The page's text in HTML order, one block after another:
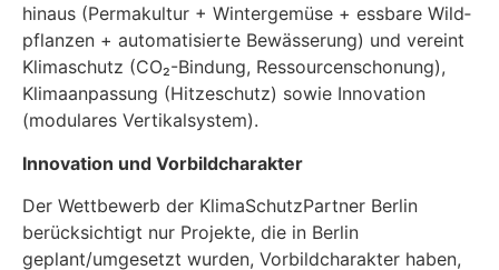
hin­aus (Per­ma­kul­tur + Win­ter­ge­mü­se + ess­ba­re Wild­
pflan­zen + auto­ma­ti­sier­te Bewäs­se­rung) und ver­eint
Kli­ma­schutz (CO₂-Bin­dung, Res­sour­cen­scho­nung),
Kli­ma­an­pas­sung (Hit­ze­schutz) sowie Inno­va­ti­on
(modu­la­res Ver­ti­kal­sys­tem).
Inno­va­ti­on und Vor­bild­cha­rak­ter
Der Wett­be­werb der Kli­ma­Schutz­Part­ner Ber­lin
berück­sich­tigt nur Pro­jek­te, die in Ber­lin
geplant/umgesetzt wur­den, Vor­bild­cha­rak­ter haben,